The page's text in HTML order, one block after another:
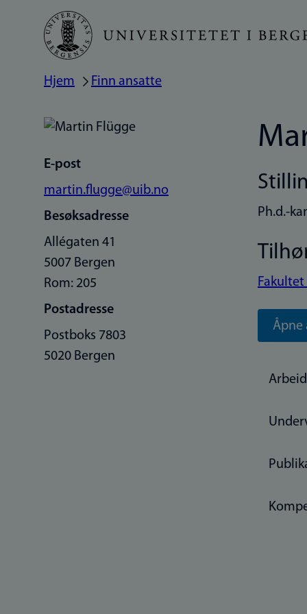
Hopp
hovedinnhold
Navigasjonssti
Hjem Finn ansatte
E-post
martin.flugge@uib.no
Besøksadresse
Allégaten 41
5007 Bergen
Rom: 205
Postadresse
Postboks 7803
5020 Bergen
Ph.d.-
Åpne
Arbeid